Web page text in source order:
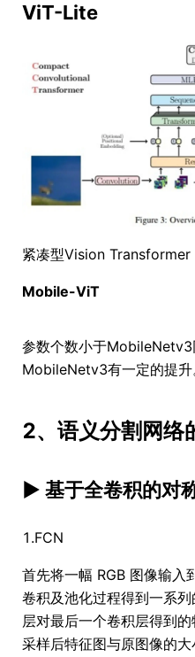
ViT-Lite
紧凑型Vision Transformer
Mobile-ViT
参数个数小于
MobileNetv3有一定的提升
2、语义分割网络
► 基于全卷积的对
1.FCN
首先将一幅 RGB 图像输入
卷积及池化过程得到一系
层对最后一个卷积层得到
采样后特征图与原图像的